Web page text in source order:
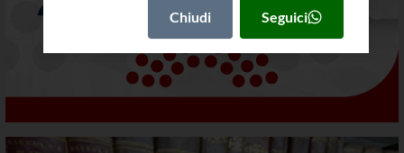
Chiudi Seguici